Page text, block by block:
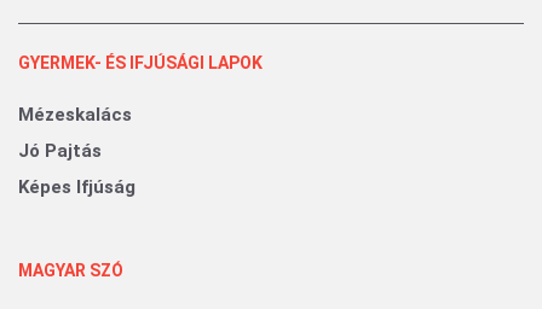
GYERMEK- ÉS IFJÚSÁGI LAPOK
Mézeskalács
Jó Pajtás
Képes Ifjúság
MAGYAR SZÓ